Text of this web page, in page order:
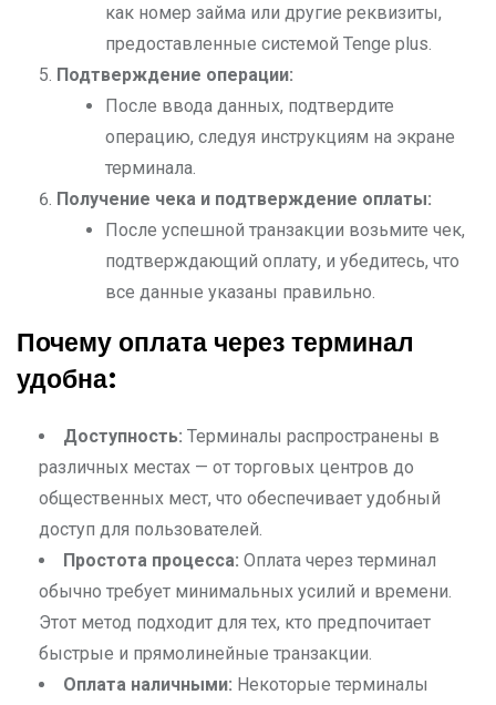
как номер займа или другие реквизиты,
предоставленные системой Tenge plus.
Подтверждение операции:
После ввода данных, подтвердите
операцию, следуя инструкциям на экране
терминала.
Получение чека и подтверждение оплаты:
После успешной транзакции возьмите чек,
подтверждающий оплату, и убедитесь, что
все данные указаны правильно.
Почему оплата через терминал
удобна:
Доступность: Терминалы распространены в
различных местах — от торговых центров до
общественных мест, что обеспечивает удобный
доступ для пользователей.
Простота процесса: Оплата через терминал
обычно требует минимальных усилий и времени.
Этот метод подходит для тех, кто предпочитает
быстрые и прямолинейные транзакции.
Оплата наличными: Некоторые терминалы